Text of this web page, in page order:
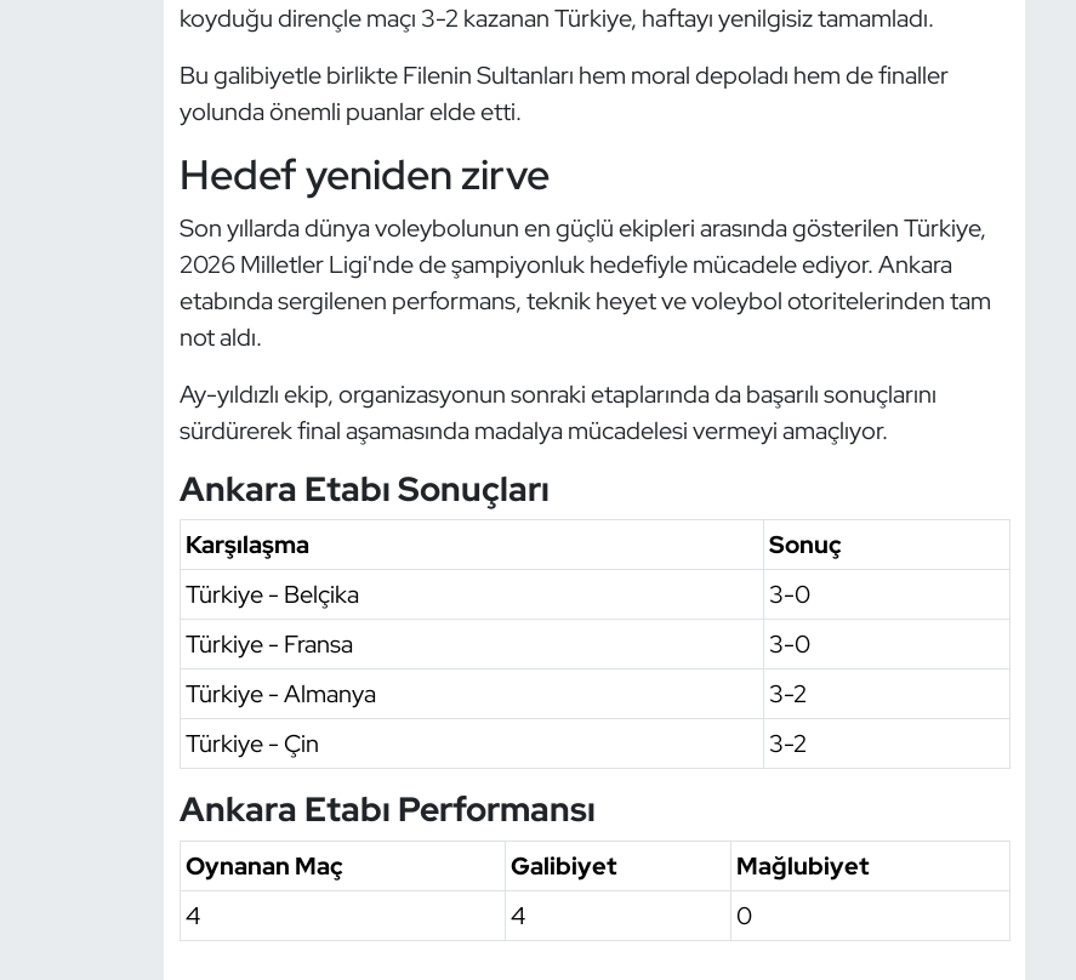
koyduğu dirençle maçı 3-2 kazanan Türkiye, haftayı yenilgisiz tamamladı.
Bu galibiyetle birlikte Filenin Sultanları hem moral depoladı hem de finaller
yolunda önemli puanlar elde etti.
Hedef yeniden zirve
Son yıllarda dünya voleybolunun en güçlü ekipleri arasında gösterilen Türkiye,
2026 Milletler Ligi'nde de şampiyonluk hedefiyle mücadele ediyor. Ankara
etabında sergilenen performans, teknik heyet ve voleybol otoritelerinden tam
not aldı.
Ay-yıldızlı ekip, organizasyonun sonraki etaplarında da başarılı sonuçlarını
sürdürerek final aşamasında madalya mücadelesi vermeyi amaçlıyor.
Ankara Etabı Sonuçları
Karşılaşma
Sonuç
Türkiye - Belçika
3-0
Türkiye - Fransa
3-0
Türkiye - Almanya
3-2
Türkiye - Çin
3-2
Ankara Etabı Performansı
Oynanan Maç Galibiyet
Mağlubiyet
4
4 0
Motor Sporları
Özel Sporcular
Sualtı Sporları